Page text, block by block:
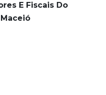
E Fiscais Do